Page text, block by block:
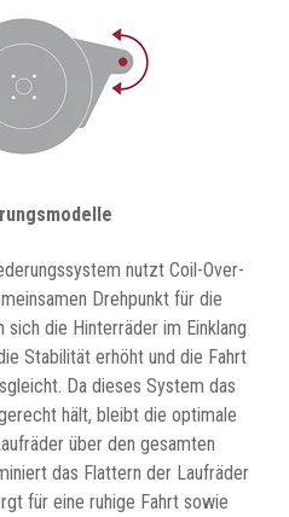
nutzt Coil-Over-
Drehpunkt für die
sich die Hinterräder im Einklang
Stabilität erhöht und die Fahrt
Da dieses System das
hält, bleibt die optimale
über den gesamten
das Flattern der Laufräder
für eine ruhige Fahrt sowie